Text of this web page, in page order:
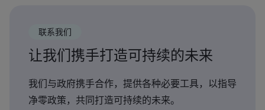
联系我们
让我们携手打造可持续的未来
我们与政府携手合作，提供各种必要工具，以指导
净零政策，共同打造可持续的未来。